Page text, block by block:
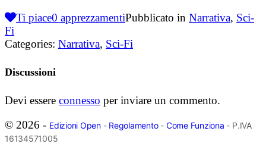
Ti piace0 apprezzamentiPubblicato in Narrativa, Sci-
Fi
Categories: Narrativa, Sci-Fi
Discussioni
Devi essere connesso per inviare un commento.
© 2026 - Edizioni Open- Regolamento- Come Funziona - P.IVA
16134571005